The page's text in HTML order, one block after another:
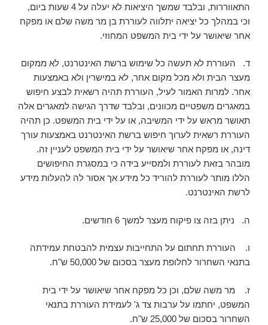
התאווררות, ובלבד שמשך היציאות לא יעלה על 4 שעות ביום,
וכי במהלך כל יציאה יתלווה לעוררת בן מר משה שלם או מפקח
אחר שיאושר על ידי בית המשפט המחוזי.
ד. העוררת לא תעשה כל שימוש ברשת האינטרנט, לא ממקום
מעצר הבית ולא מכל מקום אחר, לא במישרין ולא באמצעות
אחר. למרות האמור לעיל, העוררת תהיה רשאית לבצע חיפוש
במאגרים משפטיים מכוונים, ובלבד שדרך הגישה למאגרים אלה
תאושר מראש על ידי המשיבה, או על ידי בית המשפט. כן תהיה
העוררת רשאית לערוך חיפוש ברשת האינטרנט באמצעות עורך
דינה, או מפקח אחר שיאושר על ידי בית המשפט לעניין זה.
מובהר בזאת לעוררת ולמסייע בידה כי במסגרת החיפושים
הללו מותר לעוררת להוריד כל מידע אך אסור לה להעלות מידע
לרשת האינטרנט.
ה. ניתן בזה צו פיקוח מעצר למשך 6 חודשים.
ו. העוררת תחתום על התחייבות עצמית להבטחת עמידתה
בתנאי השחרור לחלופת מעצר בסכום של 50,000 ש"ח.
ז. מר משה שלם, וכן כל מפקח אחר שיאושר על ידי בית
המשפט, יחתמו על ערבות צד ג' לעמידת העוררת בתנאי
השחרור בסכום של 25,000 ש"ח.